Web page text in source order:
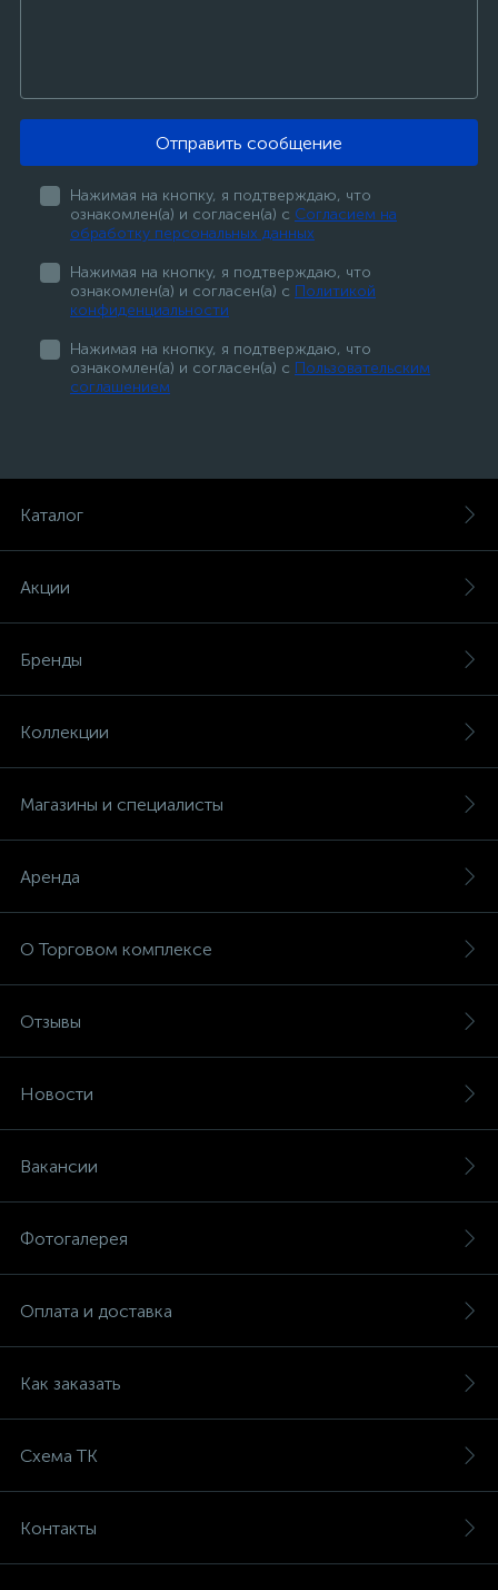
Отправить сообщение
Нажимая на кнопку, я подтверждаю, что
ознакомлен(а) и согласен(а) с Согласием на
обработку персональных данных
Нажимая на кнопку, я подтверждаю, что
ознакомлен(а) и согласен(а) с Политикой
конфиденциальности
Нажимая на кнопку, я подтверждаю, что
ознакомлен(а) и согласен(а) с Пользовательским
соглашением
Каталог
Акции
Бренды
Коллекции
Магазины и специалисты
Аренда
О Торговом комплексе
Отзывы
Новости
Вакансии
Фотогалерея
Оплата и доставка
Как заказать
Схема ТК
Контакты